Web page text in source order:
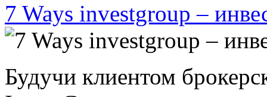
7 Ways investgroup –
Будучи клиентом